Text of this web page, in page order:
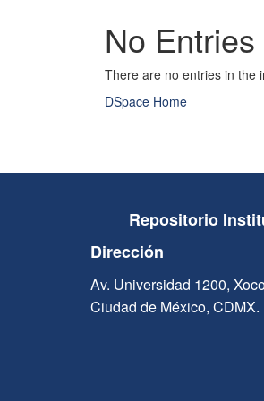
No
There are no entries in the
DSpace Home
Repositorio
Dirección
Av. Universidad 1200,
Ciudad de México, CDMX.